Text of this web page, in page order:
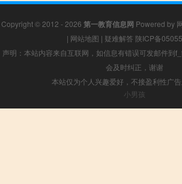
Copyright © 2012 - 2026 第一教育信息网 Powered by
| 网站地图 | 疑难解答 陕ICP备
声明：本站内容来自互联网，如信息有错误可发邮件到
会及时纠正，谢谢
本站仅为个人兴趣爱好，不接盈利性广
小男孩